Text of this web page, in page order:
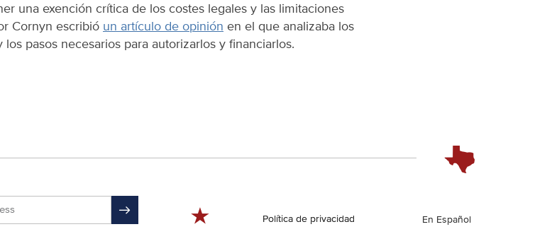
una exención crítica de los costes legales y las limitaciones
Cornyn escribió un artículo de opinión en el que analizaba los
pasos necesarios para autorizarlos y financiarlos.
Política de privacidad En Español